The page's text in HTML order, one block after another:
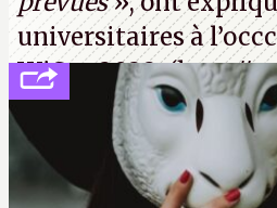
universitaires à
WiSec 2022. (http://
(PDF) - Crédit photo
Lastovich)